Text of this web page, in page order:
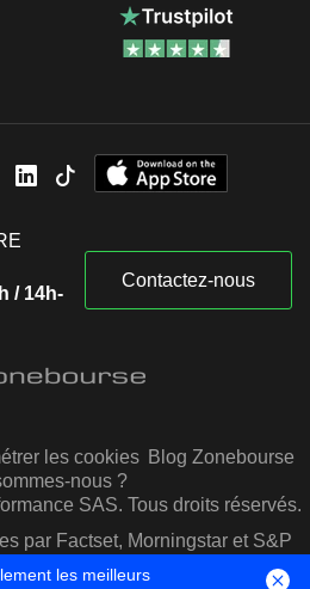
/ 14h-
Contactez-nous
les cookies Blog Zonebourse
nous ?
SAS. Tous droits réservés.
par Factset, Morningstar et S&P
Capital IQles meilleurs